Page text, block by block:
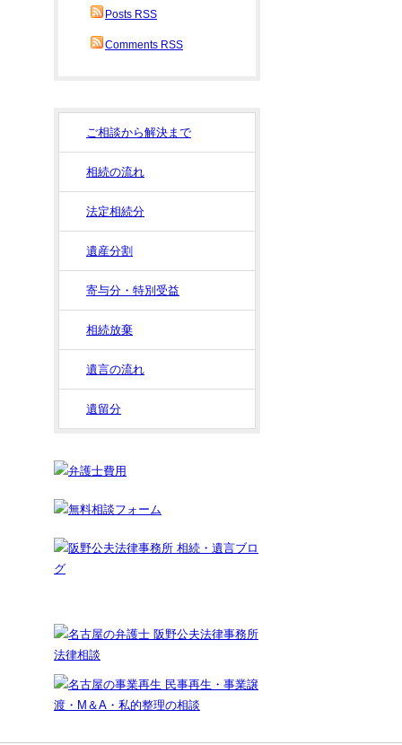
Posts RSS
Comments RSS
ご相談から解決まで
相続の流れ
法定相続分
遺産分割
寄与分・特別受益
相続放棄
遺言の流れ
遺留分